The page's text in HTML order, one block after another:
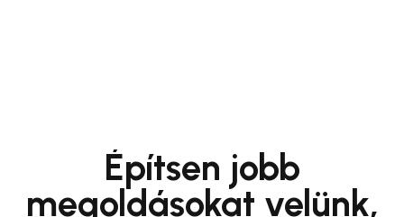
Építsen jobb
megoldásokat velünk,